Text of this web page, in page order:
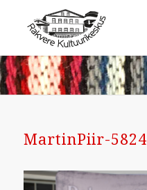
MartinPiir-5824